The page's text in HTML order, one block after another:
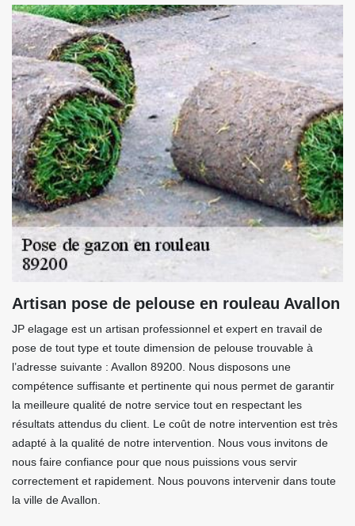
Artisan pose de pelouse en rouleau Avallon
JP elagage est un artisan professionnel et expert en travail de
pose de tout type et toute dimension de pelouse trouvable à
l’adresse suivante : Avallon 89200. Nous disposons une
compétence suffisante et pertinente qui nous permet de garantir
la meilleure qualité de notre service tout en respectant les
résultats attendus du client. Le coût de notre intervention est très
adapté à la qualité de notre intervention. Nous vous invitons de
nous faire confiance pour que nous puissions vous servir
correctement et rapidement. Nous pouvons intervenir dans toute
la ville de Avallon.